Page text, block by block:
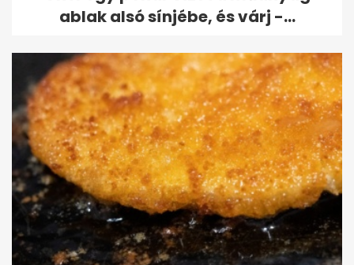
ablak alsó sínjébe, és várj -...